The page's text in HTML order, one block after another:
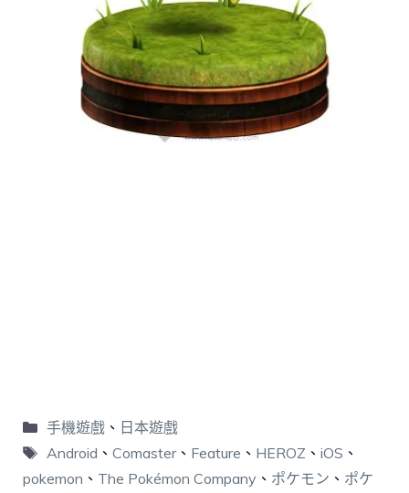
手機遊戲、 日本遊戲
Android 、 Comaster、 Feature 、 HEROZ 、 iOS 、
pokemon 、 The Pokémon Company 、 ポケモン 、 ポケ